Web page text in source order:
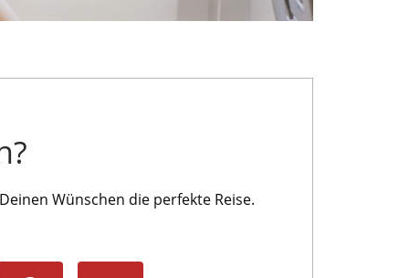
Wünschen die perfekte Reise.